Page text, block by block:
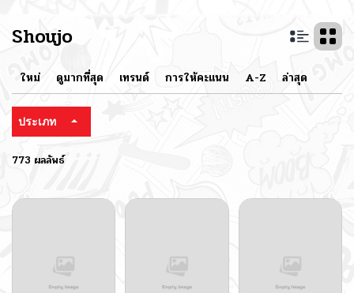
Shoujo
ใหม่ ดูมากที่สุด เทรนด์ การให้คะแนน A-Z ล่าสุด
ประเภท
773 ผลลัพธ์